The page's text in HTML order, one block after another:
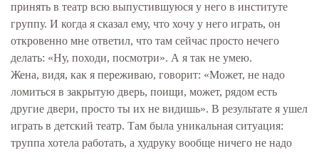
принять в театр всю выпустившуюся у него в институте
группу. И когда я сказал ему, что хочу у него играть, он
откровенно мне ответил, что там сейчас просто нечего
делать: «Ну, походи, посмотри». А я так не умею.
Жена, видя, как я переживаю, говорит: «Может, не надо
ломиться в закрытую дверь, поищи, может, рядом есть
другие двери, просто ты их не видишь». В результате я ушел
играть в детский театр. Там была уникальная ситуация:
труппа хотела работать, а худруку вообще ничего не надо